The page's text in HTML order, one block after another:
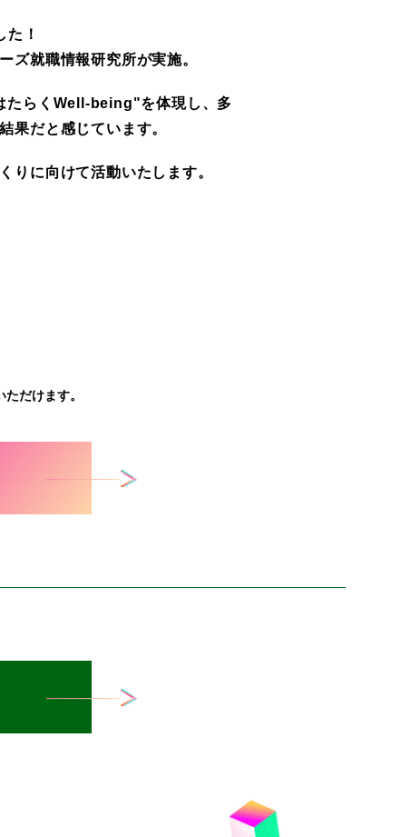
！
ズ就職情報研究所が実施。
たらくWell-being"を体現し、多
果だと感じています。
りに向けて活動いたします。
だけます。